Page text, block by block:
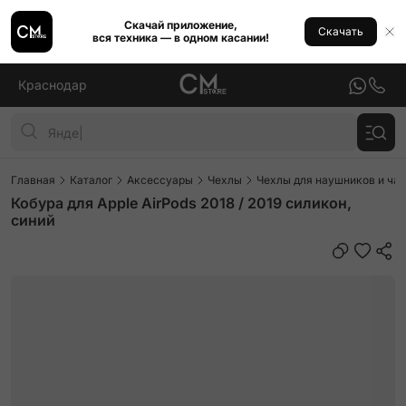
Скачай приложение,
вся техника — в одном касании!
Скачать
Краснодар
Главная Каталог Аксессуары Чехлы Чехлы для наушников и
Кобура для Apple AirPods 2018 / 2019 силикон,
синий